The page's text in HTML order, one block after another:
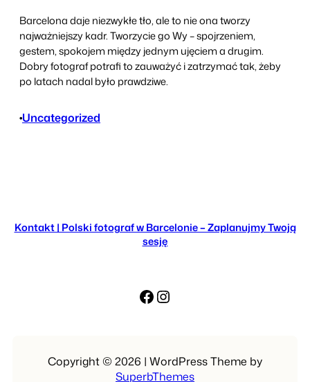
Barcelona daje niezwykłe tło, ale to nie ona tworzy
najważniejszy kadr. Tworzycie go Wy – spojrzeniem,
gestem, spokojem między jednym ujęciem a drugim.
Dobry fotograf potrafi to zauważyć i zatrzymać tak, żeby
po latach nadal było prawdziwe.
•Uncategorized
Kontakt | Polski fotograf w Barcelonie – Zaplanujmy Twoją
sesję
Facebook Instagram
Copyright © 2026 | WordPress Theme by
SuperbThemes